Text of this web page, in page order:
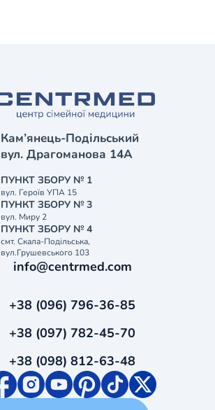
Кам’янець-Подільський
вул. Драгоманова 14А
ПУНКТ ЗБОРУ № 1
вул. Героїв УПА 15
ПУНКТ ЗБОРУ № 3
вул. Миру 2
ПУНКТ ЗБОРУ № 4
смт. Скала-Подільська,
вул.Грушевського 103
info@centrmed.com
+38 (096) 796-36-85
+38 (097) 782-45-70
+38 (098) 812-63-48